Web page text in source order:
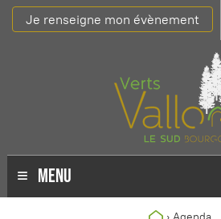
Je renseigne mon évènement
MENU